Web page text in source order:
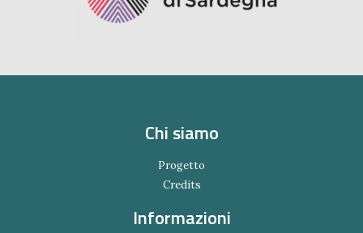
Chi siamo
Progetto
Credits
Informazioni